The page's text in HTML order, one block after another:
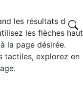
les résultats de
les flèches haut
la page désirée.
tactiles, explorez en